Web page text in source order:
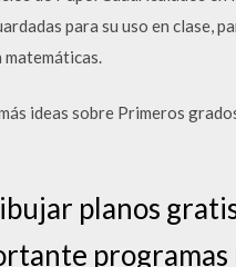
para su uso en clase,
ideas sobre Primeros
planos
programas